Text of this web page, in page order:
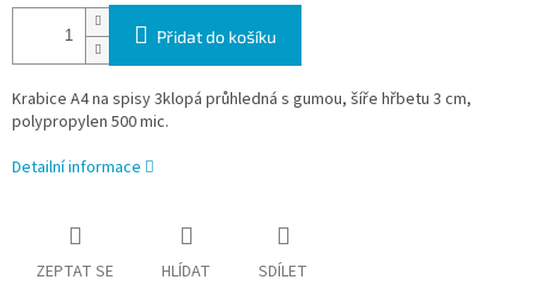
Přidat do košíku
Krabice A4 na spisy 3klopá průhledná s gumou, šíře hřbetu 3 cm,
polypropylen 500 mic.
Detailní informace
ZEPTAT SE HLÍDAT SDÍLET